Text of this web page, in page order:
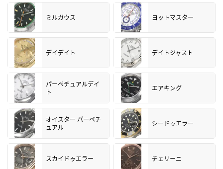
ミルガウス ヨットマスター
デイデイト デイトジャスト
パーペチュアルデイ
ト
エアキング
オイスター パーペチ
ュアル
シードゥエラー
スカイドゥエラー チェリーニ